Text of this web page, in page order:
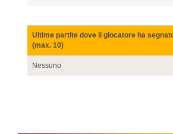
Ultime partite dove il giocatore ha
(max. 10)
Nessuno